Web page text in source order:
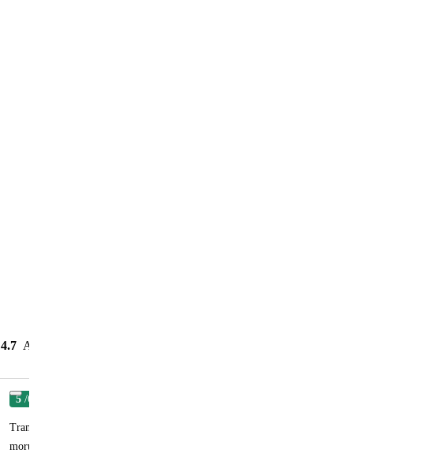
4.7 Atrakcie v okolí
5 /6
Transfer na ubytovanie trval dve hodiny.Autobus bol malý a bolo tam málo miesta na
moru).Izby boli priestrané a pekné.Mali sme izbu na rušnú ulicu, ale nám to až tak